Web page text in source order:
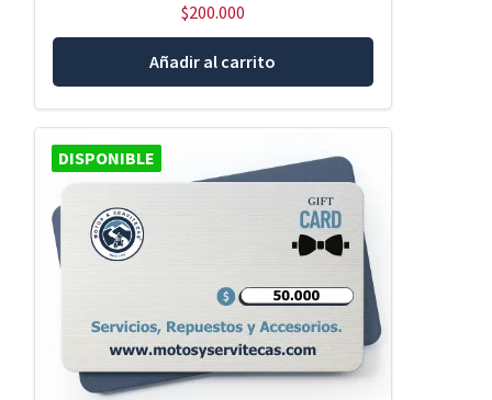
$200.000
Añadir al carrito
DISPONIBLE